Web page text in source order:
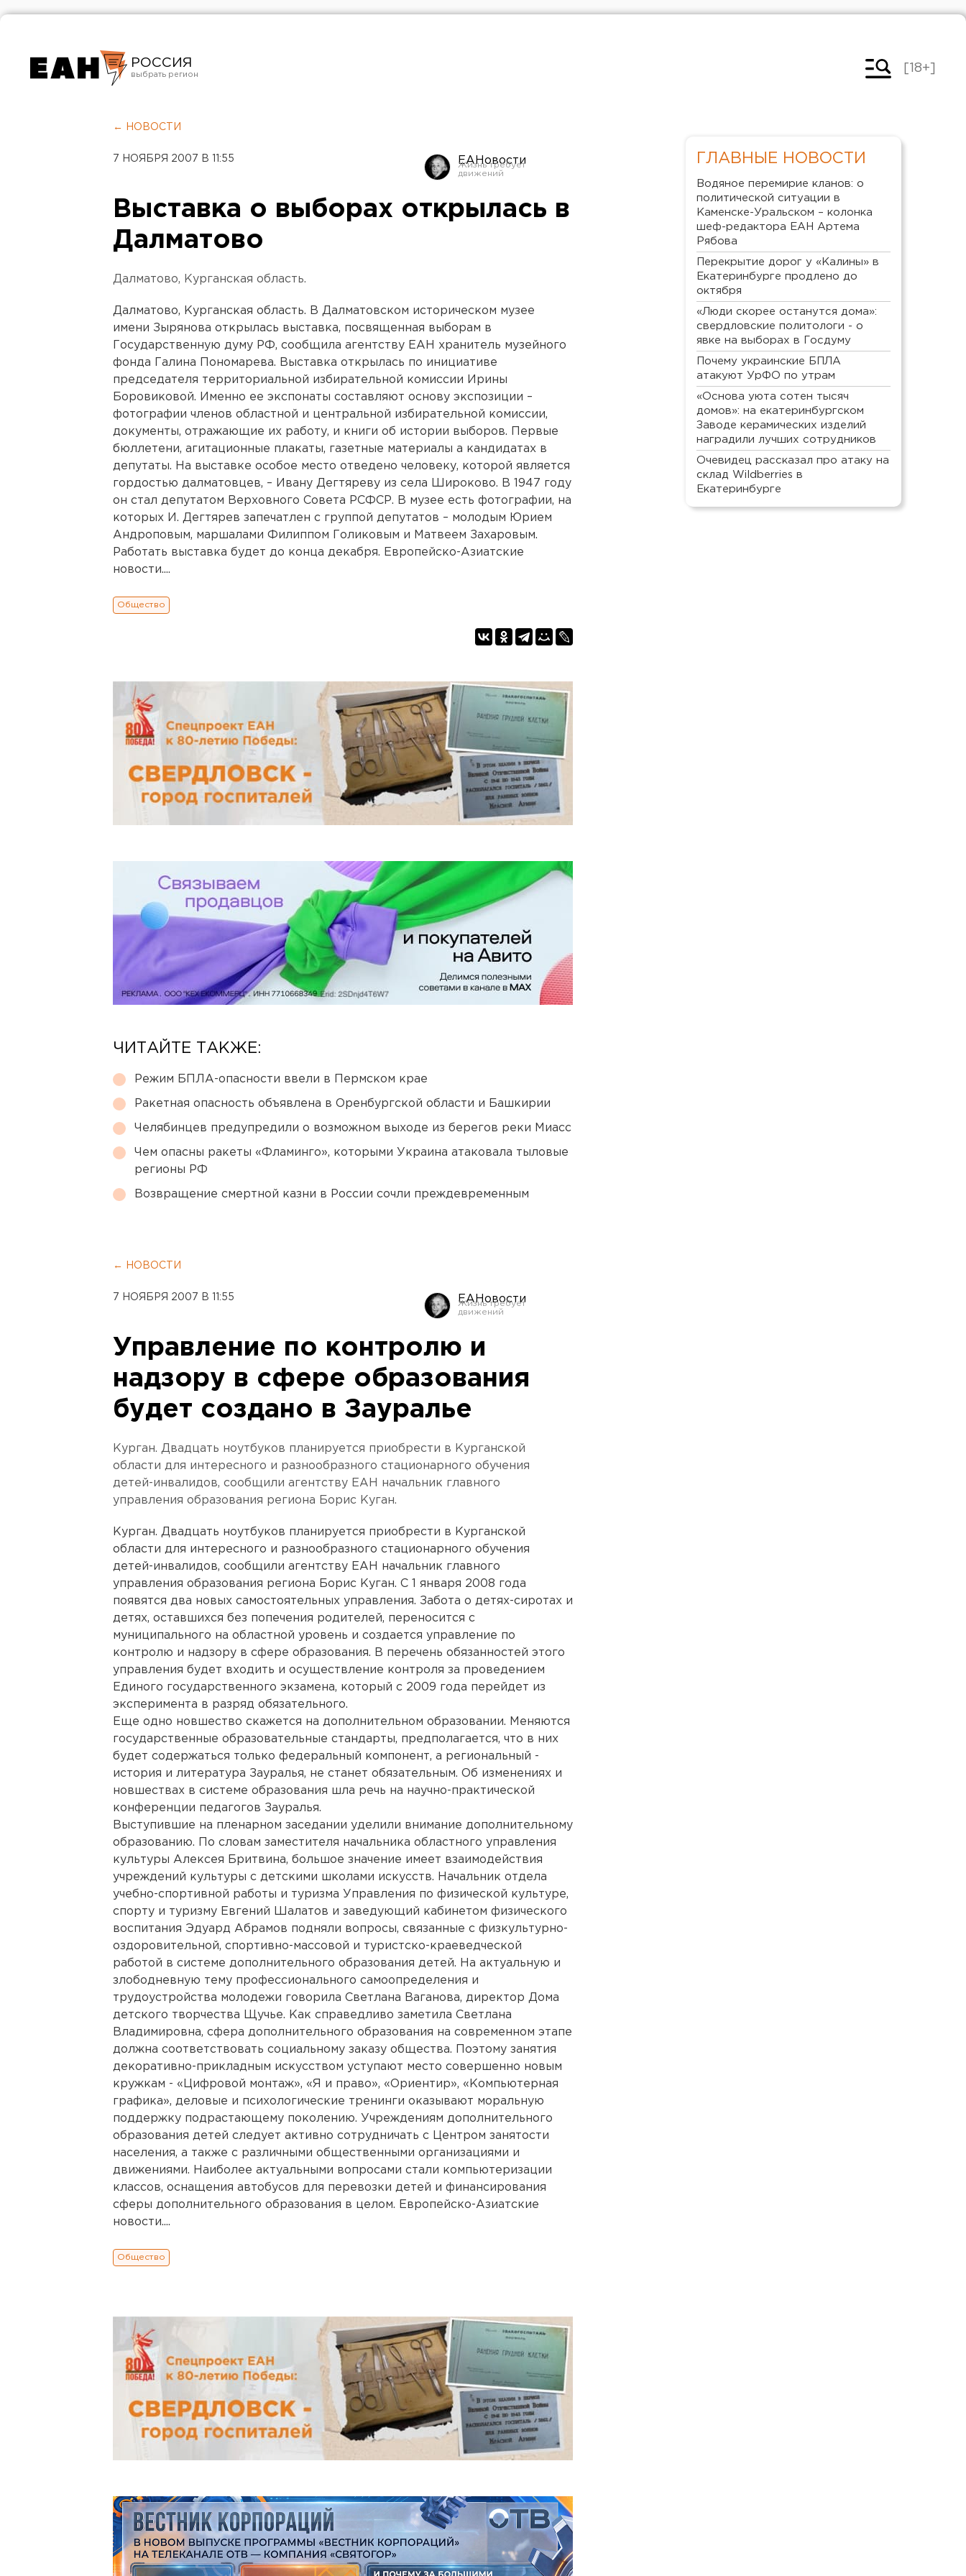
РОССИЯ
Челябинск
[18+]
← НОВОСТИ
7 НОЯБРЯ 2007 В 11:55 ЕАНовости
Выставка о выборах открылась в
Далматово
Далматово, Курганская область.
Далматово, Курганская область. В Далматовском историческом музее
имени Зырянова открылась выставка, посвященная выборам в
Государственную думу РФ, сообщила агентству ЕАН хранитель музейного
фонда Галина Пономарева. Выставка открылась по инициативе
председателя территориальной избирательной комиссии Ирины
Боровиковой. Именно ее экспонаты составляют основу экспозиции –
фотографии членов областной и центральной избирательной комиссии,
документы, отражающие их работу, и книги об истории выборов. Первые
бюллетени, агитационные плакаты, газетные материалы а кандидатах в
депутаты. На выставке особое место отведено человеку, которой является
гордостью далматовцев, – Ивану Дегтяреву из села Широково. В 1947 году
он стал депутатом Верховного Совета РСФСР. В музее есть фотографии, на
которых И. Дегтярев запечатлен с группой депутатов – молодым Юрием
Андроповым, маршалами Филиппом Голиковым и Матвеем Захаровым.
Работать выставка будет до конца декабря. Европейско-Азиатские
новости....
Общество
ЧИТАЙТЕ ТАКЖЕ:
Режим БПЛА-опасности ввели в Пермском крае
Ракетная опасность объявлена в Оренбургской области и Башкирии
Челябинцев предупредили о возможном выходе из берегов реки Миасс
Чем опасны ракеты «Фламинго», которыми Украина атаковала тыловые
регионы РФ
Возвращение смертной казни в России сочли преждевременным
← НОВОСТИ
7 НОЯБРЯ 2007 В 11:55 ЕАНовости
Управление по контролю и
надзору в сфере образования
будет создано в Зауралье
Курган. Двадцать ноутбуков планируется приобрести в Курганской
области для интересного и разнообразного стационарного обучения
детей-инвалидов, сообщили агентству ЕАН начальник главного
управления образования региона Борис Куган.
Курган. Двадцать ноутбуков планируется приобрести в Курганской
области для интересного и разнообразного стационарного обучения
детей-инвалидов, сообщили агентству ЕАН начальник главного
управления образования региона Борис Куган. С 1 января 2008 года
появятся два новых самостоятельных управления. Забота о детях-сиротах и
детях, оставшихся без попечения родителей, переносится с
муниципального на областной уровень и создается управление по
контролю и надзору в сфере образования. В перечень обязанностей этого
управления будет входить и осуществление контроля за проведением
Единого государственного экзамена, который с 2009 года перейдет из
эксперимента в разряд обязательного.
Еще одно новшество скажется на дополнительном образовании. Меняются
государственные образовательные стандарты, предполагается, что в них
будет содержаться только федеральный компонент, а региональный -
история и литература Зауралья, не станет обязательным. Об изменениях и
новшествах в системе образования шла речь на научно-практической
конференции педагогов Зауралья.
Выступившие на пленарном заседании уделили внимание дополнительному
образованию. По словам заместителя начальника областного управления
культуры Алексея Бритвина, большое значение имеет взаимодействия
учреждений культуры с детскими школами искусств. Начальник отдела
учебно-спортивной работы и туризма Управления по физической культуре,
спорту и туризму Евгений Шалатов и заведующий кабинетом физического
воспитания Эдуард Абрамов подняли вопросы, связанные с физкультурно-
оздоровительной, спортивно-массовой и туристско-краеведческой
работой в системе дополнительного образования детей. На актуальную и
злободневную тему профессионального самоопределения и
трудоустройства молодежи говорила Светлана Ваганова, директор Дома
детского творчества Щучье. Как справедливо заметила Светлана
Владимировна, сфера дополнительного образования на современном этапе
должна соответствовать социальному заказу общества. Поэтому занятия
декоративно-прикладным искусством уступают место совершенно новым
кружкам - «Цифровой монтаж», «Я и право», «Ориентир», «Компьютерная
графика», деловые и психологические тренинги оказывают моральную
поддержку подрастающему поколению. Учреждениям дополнительного
образования детей следует активно сотрудничать с Центром занятости
населения, а также с различными общественными организациями и
движениями. Наиболее актуальными вопросами стали компьютеризации
классов, оснащения автобусов для перевозки детей и финансирования
сферы дополнительного образования в целом. Европейско-Азиатские
новости....
Общество
ГЛАВНЫЕ НОВОСТИ
Водяное перемирие кланов: о
политической ситуации в
Каменске-Уральском – колонка
шеф-редактора ЕАН Артема
Рябова
Перекрытие дорог у «Калины» в
Екатеринбурге продлено до
октября
«Люди скорее останутся дома»:
свердловские политологи - о
явке на выборах в Госдуму
Почему украинские БПЛА
атакуют УрФО по утрам
«Основа уюта сотен тысяч
домов»: на екатеринбургском
Заводе керамических изделий
наградили лучших сотрудников
Очевидец рассказал про атаку на
склад Wildberries в
Екатеринбурге